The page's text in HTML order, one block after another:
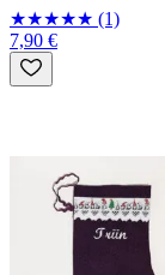
★★★★★ (1)
7,90 €